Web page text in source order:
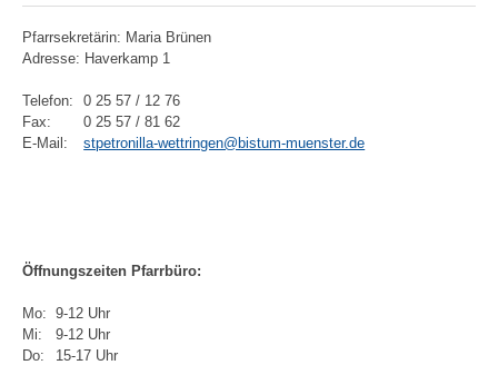
Pfarrsekretärin: Maria Brünen
Adresse: Haverkamp 1
Telefon:
0 25 57 / 12 76
Fax:
0 25 57 / 81 62
E-Mail:
stpetronilla-wettringen@bistum-muenster.de
Öffnungszeiten Pfarrbüro:
Mo: 9-12 Uhr
Mi:
9-12 Uhr
Do:
15-17 Uhr